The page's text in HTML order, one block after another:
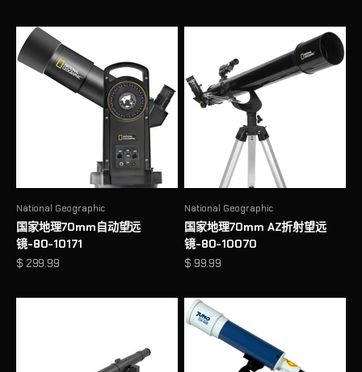
National Geographic
国家地理70mm自动望远
镜-80-10171
促销价格
$ 299.99
National Geographic
国家地理70mm AZ折射望远
镜-80-10070
促销价格
$ 99.99